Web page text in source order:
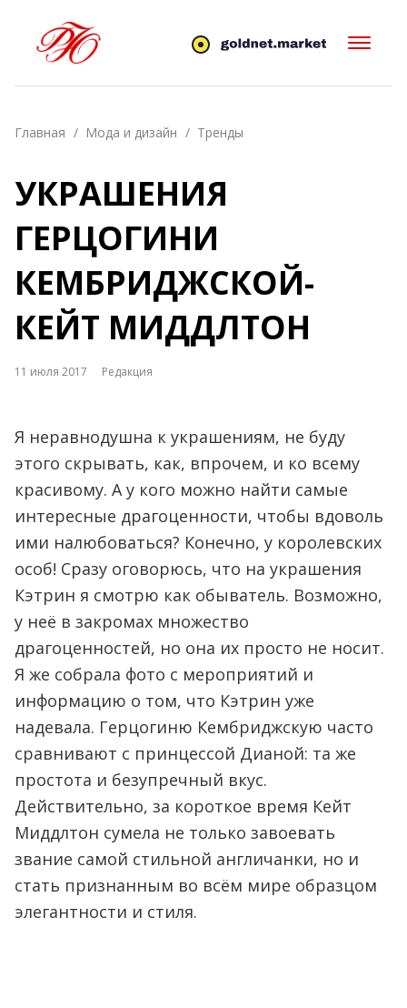
Главная Мода и дизайн Тренды
УКРАШЕНИЯ
ГЕРЦОГИНИ
КЕМБРИДЖСКОЙ-
КЕЙТ МИДДЛТОН
11 июля 2017 Редакция
Я неравнодушна к украшениям, не буду
этого скрывать, как, впрочем, и ко всему
красивому. А у кого можно найти самые
интересные драгоценности, чтобы вдоволь
ими налюбоваться? Конечно, у королевских
особ! Сразу оговорюсь, что на украшения
Кэтрин я смотрю как обыватель. Возможно,
у неё в закромах множество
драгоценностей, но она их просто не носит.
Я же собрала фото с мероприятий и
информацию о том, что Кэтрин уже
надевала. Герцогиню Кембриджскую часто
сравнивают с принцессой Дианой: та же
простота и безупречный вкус.
Действительно, за короткое время Кейт
Миддлтон сумела не только завоевать
звание самой стильной англичанки, но и
стать признанным во всём мире образцом
элегантности и стиля.